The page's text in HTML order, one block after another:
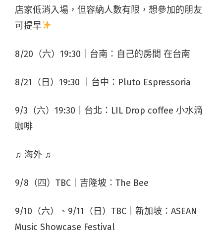
店家低消入場，但容納人數有限，想參加的朋友
可提早
8/20（六）19:30｜台南：​自己的房間 在台南
8/21（日）19:30 ｜台中：​Pluto Espressoria
9/3（六）19:30｜台北：​LIL Drop coffee 小水滴
咖啡
♫ 海外 ♫
9/8（四）TBC｜吉隆坡：The Bee
9/10（六）、9/11（日）TBC｜新加坡：ASEAN
Music Showcase Festival​